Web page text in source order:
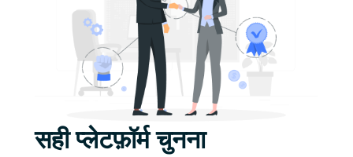
सही प्लेटफ़ॉर्म चुनना